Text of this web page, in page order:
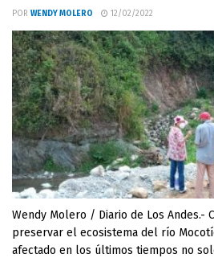
POR WENDY MOLERO 12/02/2022
Wendy Molero / Diario de Los Andes.-
preservar el ecosistema del río
afectado en los últimos tiempos no